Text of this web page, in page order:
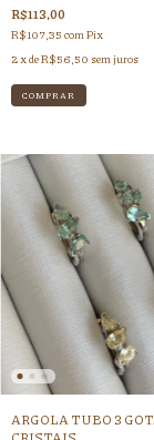
R$113,00
R$107,35 comPix
2 x deR$56,50 sem juros
ARGOLA TUBO 3